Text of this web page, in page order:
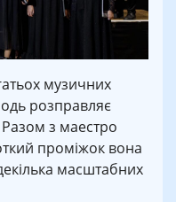
музичних
розправляє
з маестро
проміжок вона
масштабних